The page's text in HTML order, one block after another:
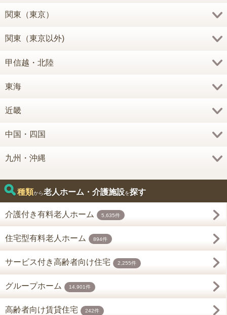
関東（東京）
関東（東京以外)
甲信越・北陸
東海
近畿
中国・四国
九州・沖縄
種類から老人ホーム・介護施設を探す
介護付き有料老人ホーム 5,635件
住宅型有料老人ホーム 894件
サービス付き高齢者向け住宅 2,255件
グループホーム 14,901件
高齢者向け賃貸住宅 242件